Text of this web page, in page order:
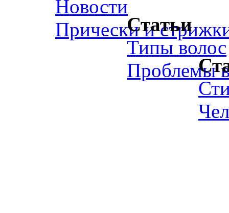
Новости
Прически иСтатьи
Типы волос
Проблемы